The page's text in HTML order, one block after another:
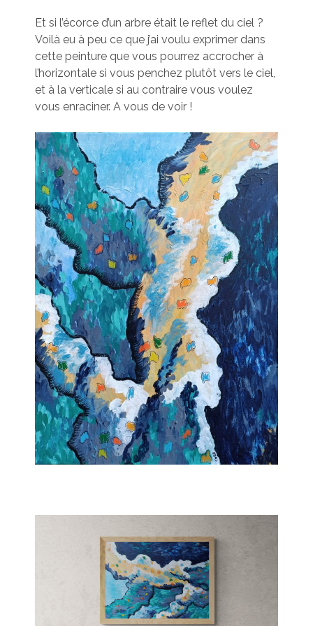
Et si l’écorce d’un arbre était le reflet du ciel ?
Voilà eu à peu ce que j’ai voulu exprimer dans
cette peinture que vous pourrez accrocher à
l’horizontale si vous penchez plutôt vers le ciel,
et à la verticale si au contraire vous voulez
vous enraciner. A vous de voir !